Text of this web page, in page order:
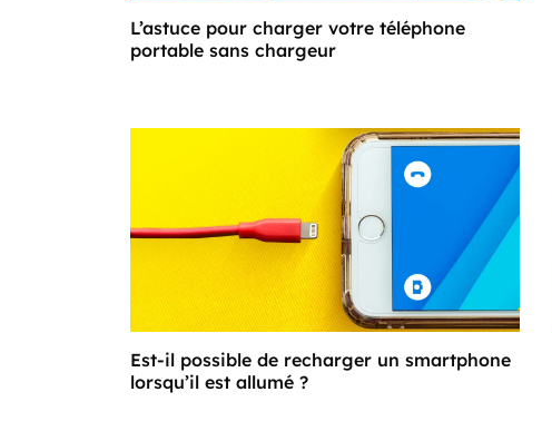
L’astuce pour charger votre téléphone
portable sans chargeur
Est-il possible de recharger un smartphone
lorsqu’il est allumé ?